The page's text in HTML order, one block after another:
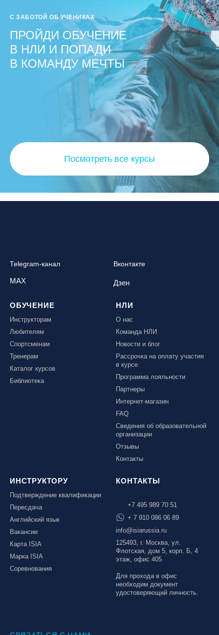
С ЗАБОТОЙ ОБ УЧЕНИКАХ
ПРОЙДИ ОБУЧЕНИЕ
В НЛИ И ПОПАДИ
В КОМАНДУ МЕЧТЫ
Посмотреть все курсы
Telegram-канал Вконтакте
MAX Дзен
ОБУЧЕНИЕ
Инструкторам
Любителям
Спортсменам
Тренерам
Каталог курсов
Библиотека
НЛИ
О нас
Команда НЛИ
Новости и блог
Рассрочка на оплату участия
в курсе
Программа лояльности
Партнеры
Интернет-магазин
FAQ
Сведения об образовательной
организации
Отзывы
Контакты
ИНСТРУКТОРУ
Подтверждение квалификации
Пересдача
Английский язык
Вакансии
Карта ISIA
Марка ISIA
Соревнования
КОНТАКТЫ
+7 495 989 70 51
+ 7 910 086 06 89
info@isiarussia.ru
125493, г. Москва, ул.
Флотская, дом 5, корп. Б, 4
этаж, офис 405
Для прохода в офис
необходим документ
удостоверяющий личность.